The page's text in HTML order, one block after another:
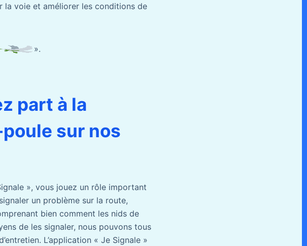
la voie et améliorer les conditions de
».
part à la
sur nos
», vous jouez un rôle important
un problème sur la route,
bien comment les nids de
de les signaler, nous pouvons tous
L’application « Je Signale »